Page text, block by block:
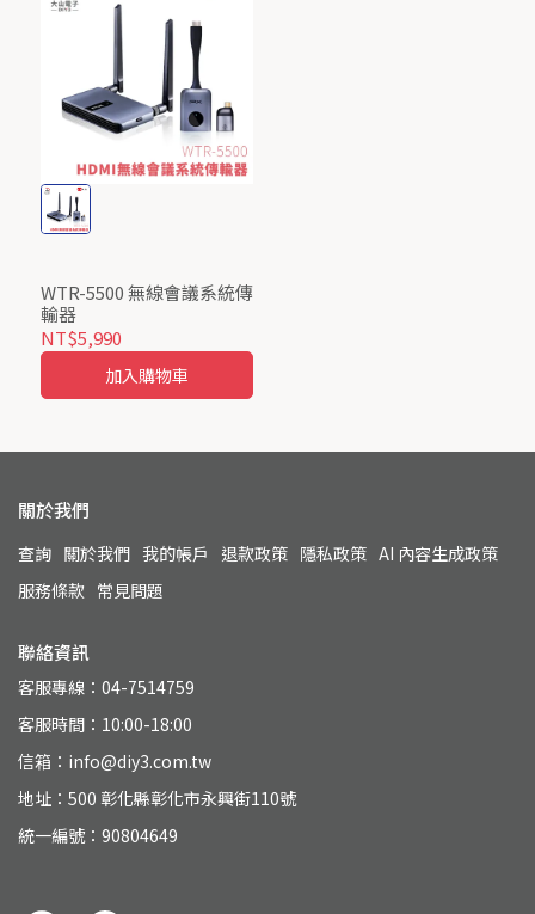
WTR-5500 無線會議系統傳
輸器
NT$5,990
加入購物車
關於我們
查詢 關於我們 我的帳戶 退款政策 隱私政策 AI 內容生成政策
服務條款 常見問題
聯絡資訊
客服專線：04-7514759
客服時間：10:00-18:00
信箱：info@diy3.com.tw
地址：500 彰化縣彰化市永興街110號
統一編號：90804649